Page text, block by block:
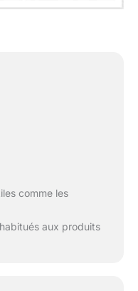
comme les
aux produits